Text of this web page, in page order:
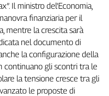
Il ministro del'Economia,
finanziaria per il
mentre la crescita sarà
nel documento di
la configurazione della
continuano gli scontri tra le
la tensione cresce tra gli
le proposte di